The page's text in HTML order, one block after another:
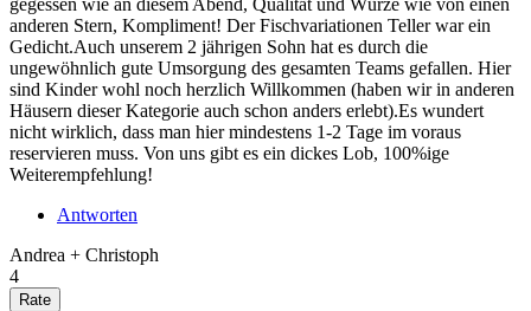
gegessen wie an diesem Abend, Qualität und Würze wie von einen
anderen Stern, Kompliment! Der Fischvariationen Teller war ein
Gedicht.Auch unserem 2 jährigen Sohn hat es durch die
ungewöhnlich gute Umsorgung des gesamten Teams gefallen. Hier
sind Kinder wohl noch herzlich Willkommen (haben wir in anderen
Häusern dieser Kategorie auch schon anders erlebt).Es wundert
nicht wirklich, dass man hier mindestens 1-2 Tage im voraus
reservieren muss. Von uns gibt es ein dickes Lob, 100%ige
Weiterempfehlung!
Antworten
Andrea + Christoph
4